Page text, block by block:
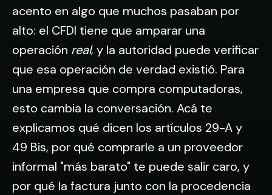
acento en algo que muchos pasaban por
alto: el CFDI tiene que amparar una
operación real, y la autoridad puede verificar
que esa operación de verdad existió. Para
una empresa que compra computadoras,
esto cambia la conversación. Acá te
explicamos qué dicen los artículos 29-A y
49 Bis, por qué comprarle a un proveedor
informal "más barato" te puede salir caro, y
por qué la factura junto con la procedencia